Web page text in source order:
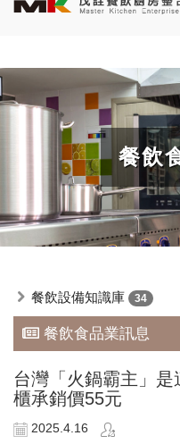
餐飲
餐飲設備知識庫 34
餐飲食品業訊息
台灣「火鍋霸主」
櫃承銷價55元
2025.4.16